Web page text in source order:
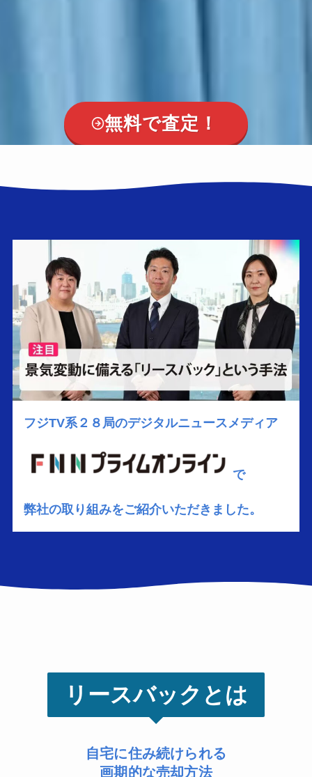
無料で査定！
フジTV系２８局のデジタルニュースメディア
で
弊社の取り組みをご紹介いただきました。
リースバックとは
自宅に住み続けられる
画期的な売却方法